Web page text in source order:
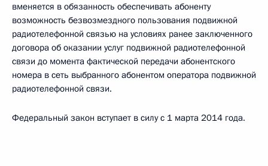
вменяется в обязанность обеспечивать абоненту
возможность безвозмездного пользования подвижной
радиотелефонной связью на условиях ранее заключенного
договора об оказании услуг подвижной радиотелефонной
связи до момента фактической передачи абонентского
номера в сеть выбранного абонентом оператора подвижной
радиотелефонной связи.
Федеральный закон вступает в силу с 1 марта 2014 года.